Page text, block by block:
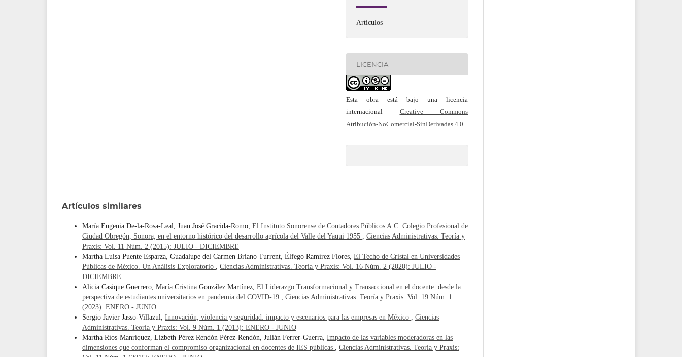
Artículos
LICENCIA
Esta obra está bajo una licencia
internacional Creative Commons
Atribución-NoComercial-SinDerivadas 4.0.
Artículos similares
María Eugenia De-la-Rosa-Leal, Juan José Gracida-Romo, El Instituto Sonorense de Contadores Públicos A.C. Colegio Profesional de
Ciudad Obregón, Sonora, en el entorno histórico del desarrollo agrícola del Valle del Yaqui 1955 , Ciencias Administrativas. Teoría y
Praxis: Vol. 11 Núm. 2 (2015): JULIO - DICIEMBRE
Martha Luisa Puente Esparza, Guadalupe del Carmen Briano Turrent, Élfego Ramírez Flores, El Techo de Cristal en Universidades
Públicas de México. Un Análisis Exploratorio , Ciencias Administrativas. Teoría y Praxis: Vol. 16 Núm. 2 (2020): JULIO -
DICIEMBRE
Alicia Casique Guerrero, María Cristina González Martínez, El Liderazgo Transformacional y Transaccional en el docente: desde la
perspectiva de estudiantes universitarios en pandemia del COVID-19 , Ciencias Administrativas. Teoría y Praxis: Vol. 19 Núm. 1
(2023): ENERO - JUNIO
Sergio Javier Jasso-Villazul, Innovación, violencia y seguridad: impacto y escenarios para las empresas en México , Ciencias
Administrativas. Teoría y Praxis: Vol. 9 Núm. 1 (2013): ENERO - JUNIO
Martha Ríos-Manríquez, Lízbeth Pérez Rendón Pérez-Rendón, Julián Ferrer-Guerra, Impacto de las variables moderadoras en las
dimensiones que conforman el compromiso organizacional en docentes de IES públicas , Ciencias Administrativas. Teoría y Praxis: